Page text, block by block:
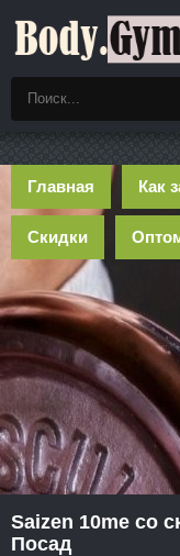
Главная Как
Скидки
Saizen 10me со
Посад